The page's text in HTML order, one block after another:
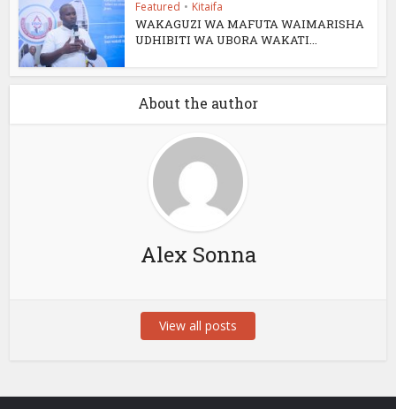
Featured • Kitaifa
WAKAGUZI WA MAFUTA WAIMARISHA
UDHIBITI WA UBORA WAKATI...
About the author
Alex Sonna
View all posts